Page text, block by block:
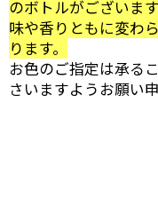
のボトルがございます
味や香りともに変わ
ります。
お色のご指定は承る
さいますようお願い